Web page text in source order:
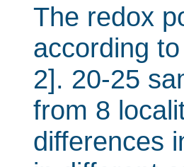
The redox
according
2]. 20-25
from 8
differences